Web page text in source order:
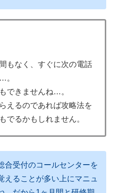
もなく、すぐに次の電話
。
できませんね…。
えるのであれば攻略法を
でるかもしれません。
合受付のコールセンターを
えることが多い上にマニュ